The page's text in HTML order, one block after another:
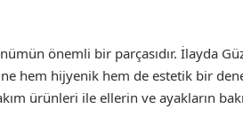
önemli bir parçasıdır. İlayda
hem hijyenik hem de estetik bir
ürünleri ile ellerin ve ayakların